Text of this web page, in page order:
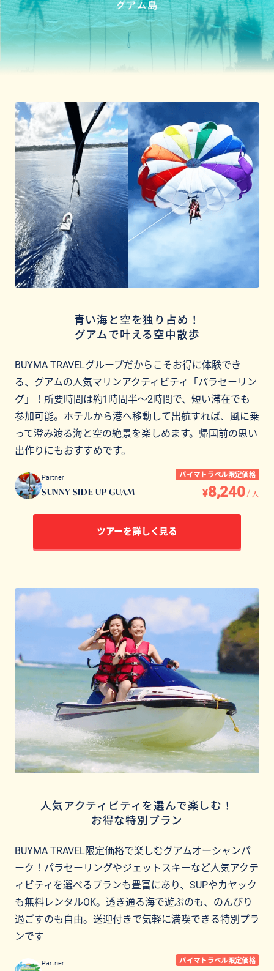
青い海と空を独り占め！
グアムで叶える空中散歩
BUYMA TRAVELグループだからこそお得に体験でき
る、グアムの人気マリンアクティビティ「パラセーリン
グ」！所要時間は約1時間半〜2時間で、短い滞在でも
参加可能。ホテルから港へ移動して出航すれば、風に乗
って澄み渡る海と空の絶景を楽しめます。帰国前の思い
出作りにもおすすめです。
Partner
SUNNY SIDE UP GUAM
バイマトラベル限定価格
¥8,240/ 人
ツアーを詳しく見る
人気アクティビティを選んで楽しむ！
お得な特別プラン
BUYMA TRAVEL限定価格で楽しむグアムオーシャンパ
ーク！パラセーリングやジェットスキーなど人気アクテ
ィビティを選べるプランも豊富にあり、SUPやカヤック
も無料レンタルOK。透き通る海で遊ぶのも、のんびり
過ごすのも自由。送迎付きで気軽に満喫できる特別プラ
ンです
Partner バイマトラベル限定価格